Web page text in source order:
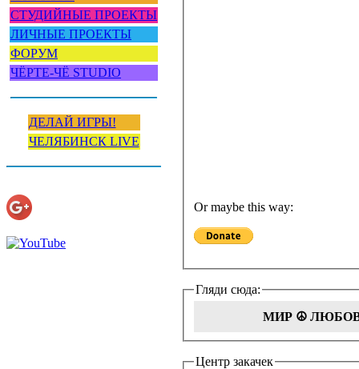
СТУДИЙНЫЕ ПРОЕКТЫ
ЛИЧНЫЕ ПРОЕКТЫ
ФОРУМ
ЧЁРТЕ-ЧЁ STUDIO
ДЕЛАЙ ИГРЫ!
ЧЕЛЯБИНСК LIVE
Or maybe this way:
Гляди сюда:
МИР ☮
Центр закачек